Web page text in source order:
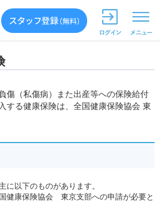
傷（私傷病）また出産等への保険給付
する健康保険は、全国健康保険協会 東
に以下のものがあります。
健康保険協会 東京支部への申請が必要と